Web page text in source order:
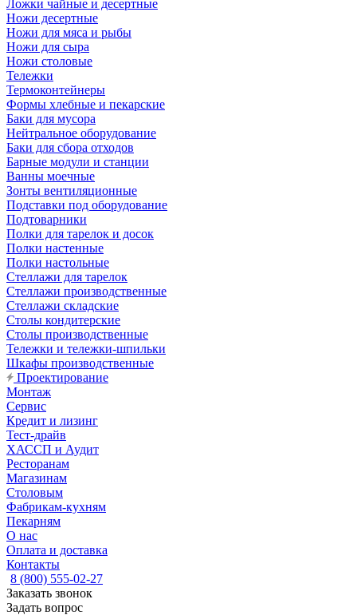
Ложки чайные и десертные
Ножи десертные
Ножи для мяса и рыбы
Ножи для сыра
Ножи столовые
Тележки
Термоконтейнеры
Формы хлебные и пекарские
Баки для мусора
Нейтральное оборудование
Баки для сбора отходов
Барные модули и станции
Ванны моечные
Зонты вентиляционные
Подставки под оборудование
Подтоварники
Полки для тарелок и досок
Полки настенные
Полки настольные
Стеллажи для тарелок
Стеллажи производственные
Стеллажи складские
Столы кондитерские
Столы производственные
Тележки и тележки-шпильки
Шкафы производственные
Проектирование
Монтаж
Сервис
Кредит и лизинг
Тест-драйв
ХАССП и Аудит
Ресторанам
Магазинам
Столовым
Фабрикам-кухням
Пекарням
О нас
Оплата и доставка
Контакты
8 (800) 555-02-27
Заказать звонок
Задать вопрос